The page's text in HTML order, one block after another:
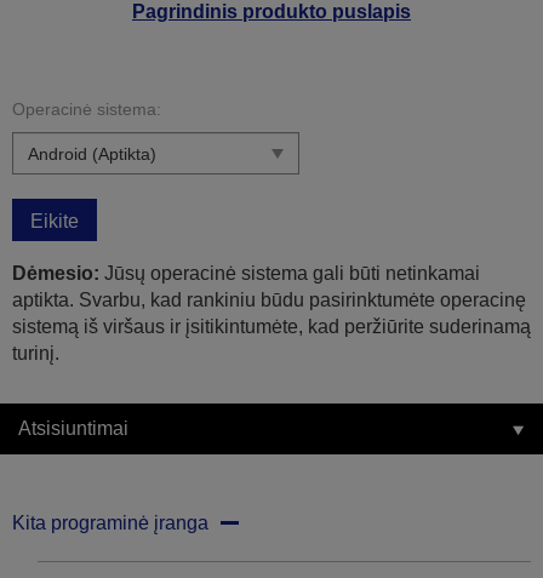
Pagrindinis produkto puslapis
Operacinė sistema:
Eikite
Dėmesio: Jūsų operacinė sistema gali būti netinkamai
aptikta. Svarbu, kad rankiniu būdu pasirinktumėte operacinę
sistemą iš viršaus ir įsitikintumėte, kad peržiūrite suderinamą
turinį.
Atsisiuntimai
Kita programinė įranga